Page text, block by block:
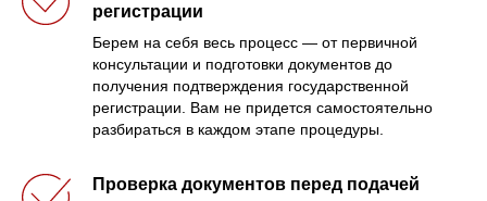
регистрации
Берем на себя весь процесс — от первичной
консультации и подготовки документов до
получения подтверждения государственной
регистрации. Вам не придется самостоятельно
разбираться в каждом этапе процедуры.
Проверка документов перед подачей